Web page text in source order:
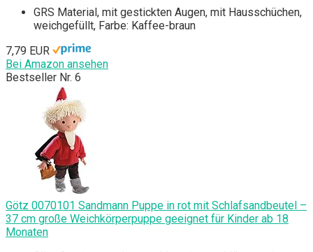
GRS Material, mit gestickten Augen, mit Hausschüchen,
weichgefüllt, Farbe: Kaffee-braun
7,79 EUR
Bei Amazon ansehen
Bestseller Nr. 6
Götz 0070101 Sandmann Puppe in rot mit Schlafsandbeutel –
37 cm große Weichkörperpuppe geeignet für Kinder ab 18
Monaten